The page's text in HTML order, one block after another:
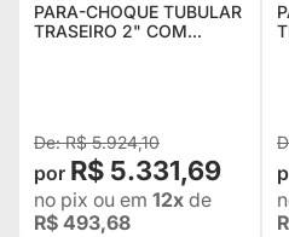
PARA-CHOQUE TUBULAR
TRASEIRO 2" COM
R$ 5.924,10
R$ 5.331,69
no pix ou em 12x de
R$ 493,68